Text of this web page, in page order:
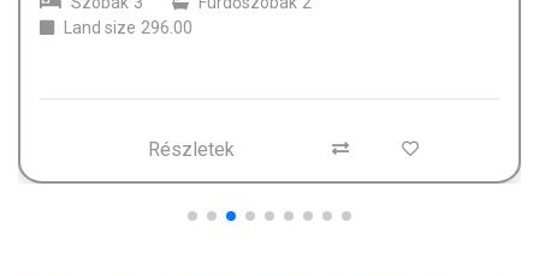
Land size 350.00
Részletek